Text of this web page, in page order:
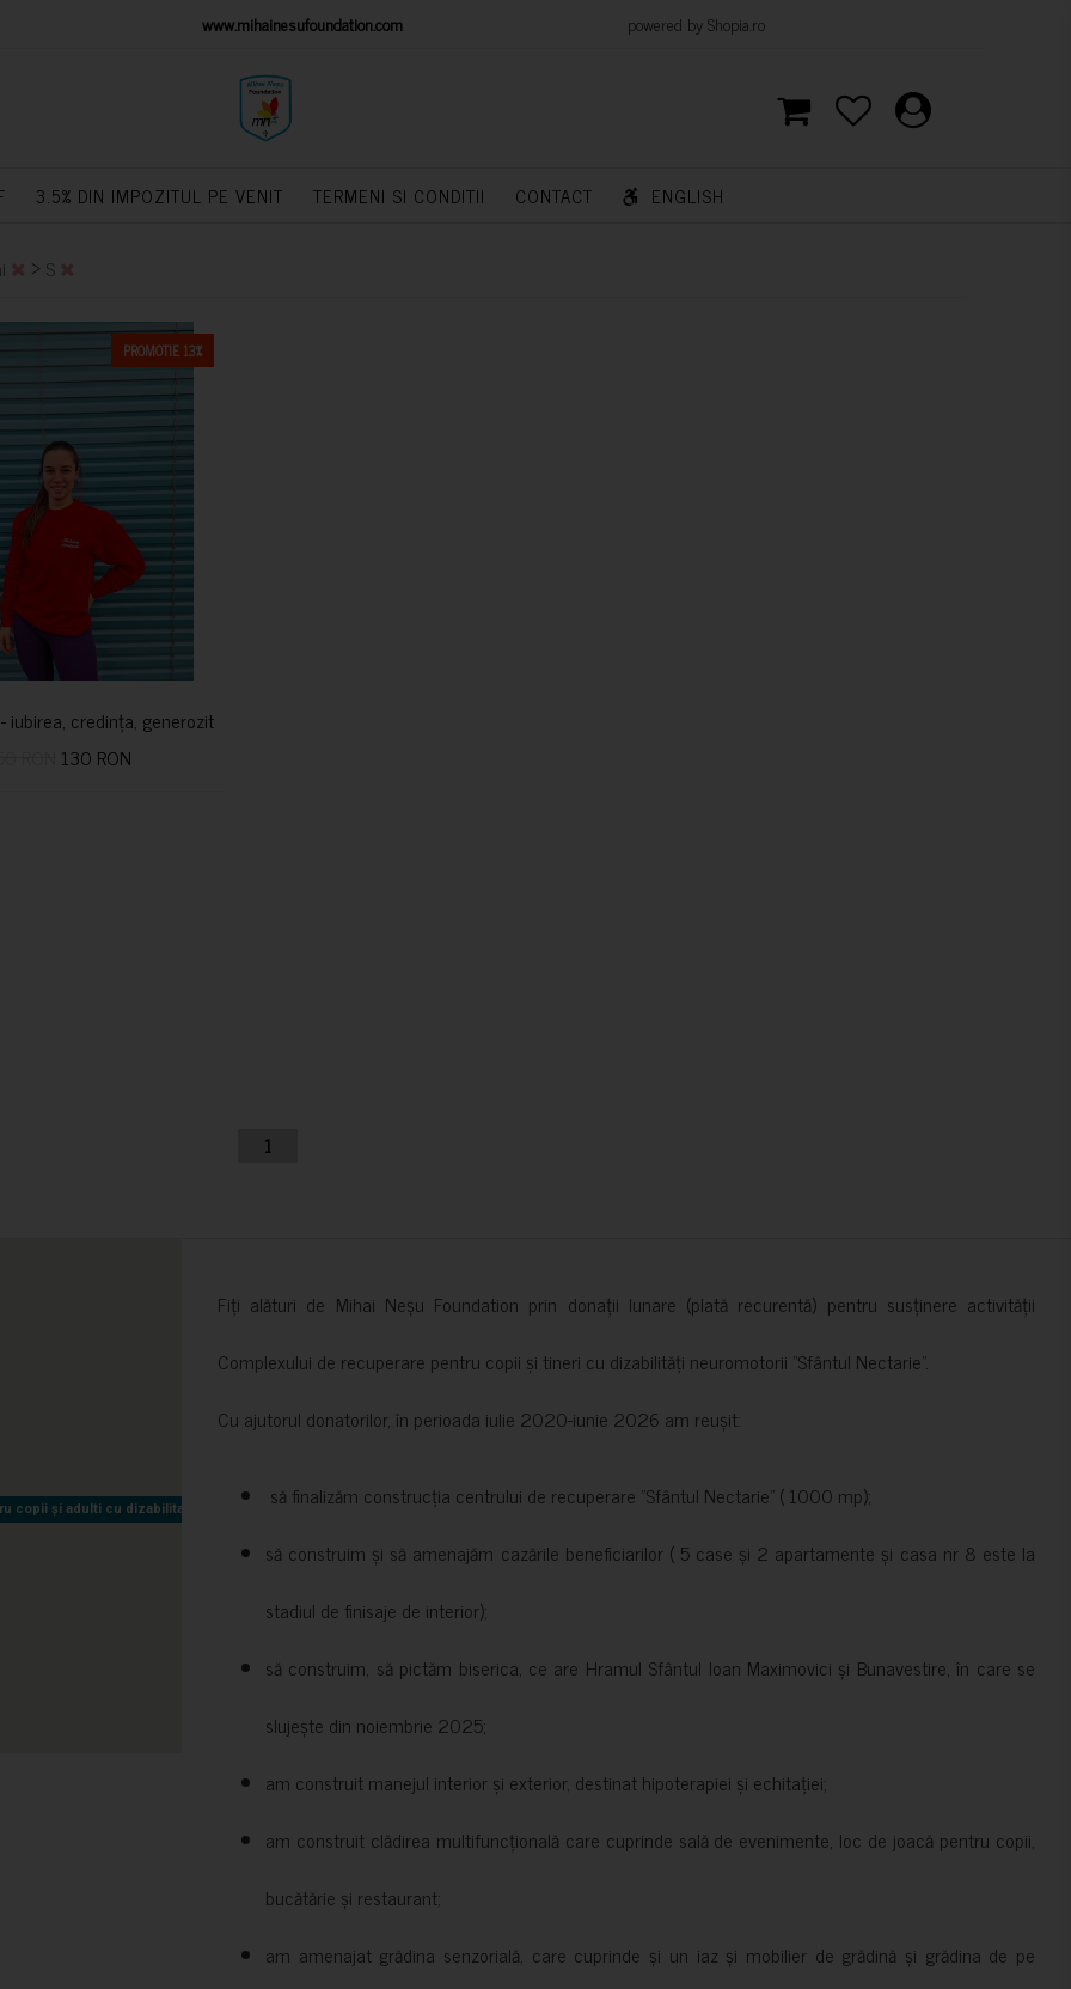
PLATFORM www.mihainesufoundation.com powered by Shopia.ro
3.5% DIN IMPOZITUL PE VENIT TERMENI SI CONDITII CONTACT ENGLISH
> S
PROMOTIE 13%
iubirea, credința, generozitatea vindecă
130 RON
CUMPARA
1
copii și adulti cu dizabilitati neuromotorii Sfântul Nectarie
copii și adulti cu dizabilitati neuromotorii Sfântul Nectarie
Fiți alături de Mihai Neșu Foundation prin donații lunare (plată recurentă) pentru susținere activității
Complexului de recuperare pentru copii și tineri cu dizabilități neuromotorii ”Sfântul Nectarie”.
Cu ajutorul donatorilor, în perioada iulie 2020-iunie 2026 am reușit:
să finalizăm construcția centrului de recuperare ”Sfântul Nectarie” ( 1000 mp);
să construim și să amenajăm cazările beneficiarilor ( 5 case și 2 apartamente și casa nr 8 este la
stadiul de finisaje de interior);
să construim, să pictăm biserica, ce are Hramul Sfântul Ioan Maximovici și Bunavestire, în care se
slujește din noiembrie 2025;
am construit manejul interior și exterior, destinat hipoterapiei și echitației;
am construit clădirea multifuncțională care cuprinde sală de evenimente, loc de joacă pentru copii,
bucătărie și restaurant;
am amenajat grădina senzorială, care cuprinde și un iaz și mobilier de grădină și grădina de pe